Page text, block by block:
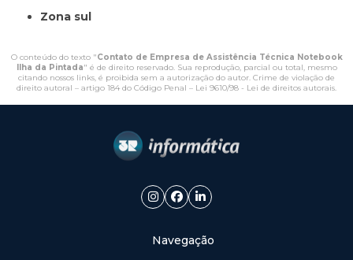
Zona sul
O conteúdo do texto "Contato de Empresa de Assistência Técnica Notebook
Ilha da Pintada" é de direito reservado. Sua reprodução, parcial ou total, mesmo
citando nossos links, é proibida sem a autorização do autor. Crime de violação de
direito autoral – artigo 184 do Código Penal – Lei 9610/98 - Lei de direitos autorais.
Navegação